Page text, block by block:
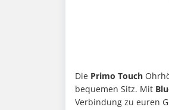
Die Primo Touch
bequemen Sitz. Mit
Verbindung zu euren